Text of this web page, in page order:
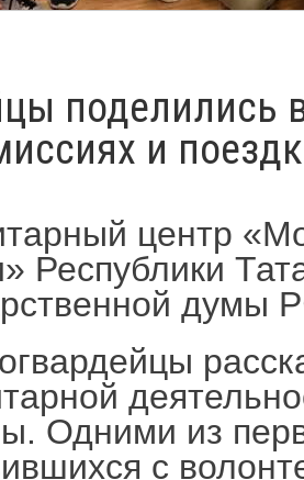
поделились
и
центр
Республики
думы
Одними из
с